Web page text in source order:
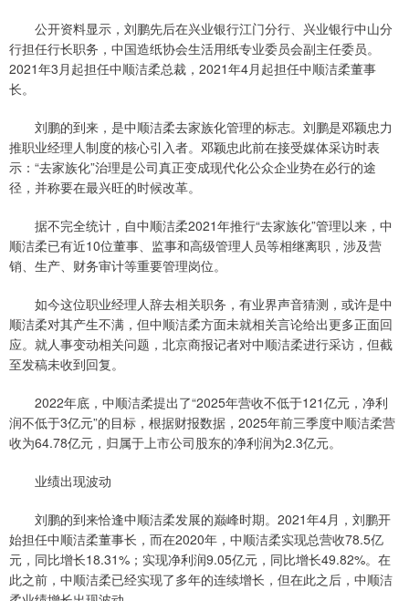
公开资料显示，刘鹏先后在兴业银行江门分行、兴业银行中山分
行担任行长职务，中国造纸协会生活用纸专业委员会副主任委员。
2021年3月起担任中顺洁柔总裁，2021年4月起担任中顺洁柔董事
长。
刘鹏的到来，是中顺洁柔去家族化管理的标志。刘鹏是邓颖忠力
推职业经理人制度的核心引入者。邓颖忠此前在接受媒体采访时表
示：“去家族化”治理是公司真正变成现代化公众企业势在必行的途
径，并称要在最兴旺的时候改革。
据不完全统计，自中顺洁柔2021年推行“去家族化”管理以来，中
顺洁柔已有近10位董事、监事和高级管理人员等相继离职，涉及营
销、生产、财务审计等重要管理岗位。
如今这位职业经理人辞去相关职务，有业界声音猜测，或许是中
顺洁柔对其产生不满，但中顺洁柔方面未就相关言论给出更多正面回
应。就人事变动相关问题，北京商报记者对中顺洁柔进行采访，但截
至发稿未收到回复。
2022年底，中顺洁柔提出了“2025年营收不低于121亿元，净利
润不低于3亿元”的目标，根据财报数据，2025年前三季度中顺洁柔营
收为64.78亿元，归属于上市公司股东的净利润为2.3亿元。
业绩出现波动
刘鹏的到来恰逢中顺洁柔发展的巅峰时期。2021年4月，刘鹏开
始担任中顺洁柔董事长，而在2020年，中顺洁柔实现总营收78.5亿
元，同比增长18.31%；实现净利润9.05亿元，同比增长49.82%。在
此之前，中顺洁柔已经实现了多年的连续增长，但在此之后，中顺洁